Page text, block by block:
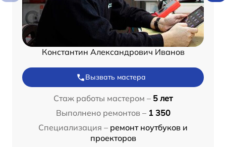
Константин Александрович Иванов
Вызвать мастера
Стаж работы мастером – 5 лет
Выполнено ремонтов – 1 350
Специализация – ремонт ноутбуков и
проекторов